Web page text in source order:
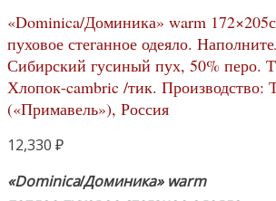
«Dominica/Доминика» warm
пуховое стеганное одеяло.
Сибирский гусиный пух, 50% перо.
Хлопок-cambric /тик. Производство:
(«Примавель»), Россия
12,330 ₽
«Dominica/Доминика» warm